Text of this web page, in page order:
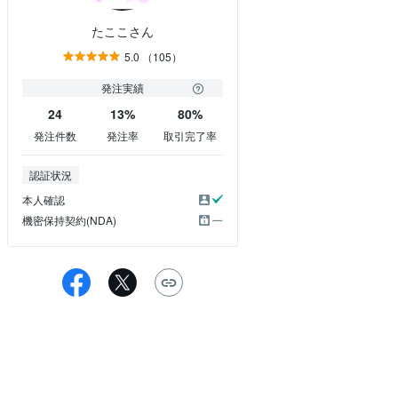
たここさん
5.0 （105）
発注実績
24
発注件数
13%
発注率
80%
取引完了率
認証状況
本人確認
機密保持契約(NDA)